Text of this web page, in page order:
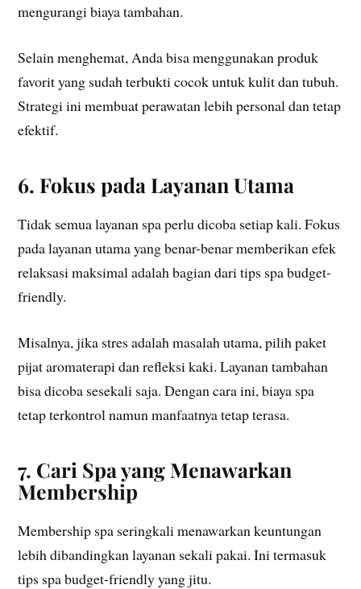
mengurangi biaya tambahan.
Selain menghemat, Anda bisa menggunakan produk
favorit yang sudah terbukti cocok untuk kulit dan tubuh.
Strategi ini membuat perawatan lebih personal dan tetap
efektif.
6. Fokus pada Layanan Utama
Tidak semua layanan spa perlu dicoba setiap kali. Fokus
pada layanan utama yang benar-benar memberikan efek
relaksasi maksimal adalah bagian dari tips spa budget-
friendly.
Misalnya, jika stres adalah masalah utama, pilih paket
pijat aromaterapi dan refleksi kaki. Layanan tambahan
bisa dicoba sesekali saja. Dengan cara ini, biaya spa
tetap terkontrol namun manfaatnya tetap terasa.
7. Cari Spa yang Menawarkan
Membership
Membership spa seringkali menawarkan keuntungan
lebih dibandingkan layanan sekali pakai. Ini termasuk
tips spa budget-friendly yang jitu.